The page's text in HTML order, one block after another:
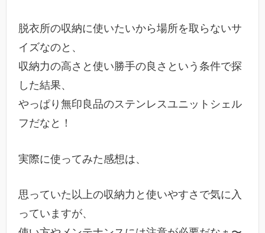
脱衣所の収納に使いたいから場所を取らないサ
イズなのと、
収納力の高さと使い勝手の良さという条件で探
した結果、
やっぱり無印良品のステンレスユニットシェル
フだなと！
実際に使ってみた感想は、
思っていた以上の収納力と使いやすさで気に入
っていますが、